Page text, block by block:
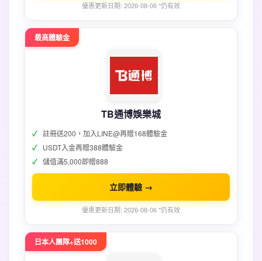
優惠更新日期: 2026-08-06 *仍有效
最高體驗金
TB通博娛樂城
註冊送200，加入LINE@再贈168體驗金
USDT入金再贈388體驗金
儲值滿5,000即贈888
立即體驗 →
優惠更新日期: 2026-08-06 *仍有效
日本人團隊+送1000